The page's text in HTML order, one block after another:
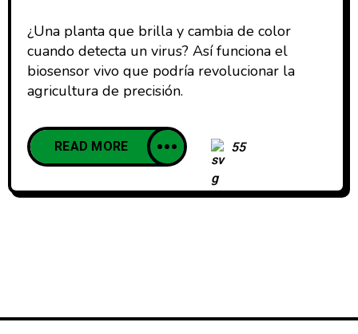
¿Una planta que brilla y cambia de color
cuando detecta un virus? Así funciona el
biosensor vivo que podría revolucionar la
agricultura de precisión.
READ MORE 55